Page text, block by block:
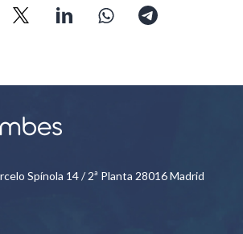
Spínola 14 / 2ª Planta 28016 Madrid